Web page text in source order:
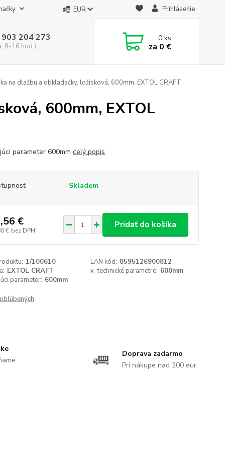
EUR Prihlásenie
204 273
8-16 hod.)
0ks
za 0 €
na dlažbu a obkladačky, ložisková, 600mm, EXTOL CRAFT
600mm, EXTOL
parameter 600mm celý popis
Skladem
€
€ bez DPH
Pridať do košíka
1/100610 EAN kód: 8595126900812
EXTOL CRAFT x_technické parametre: 600mm
parameter: 600mm
Doprava zadarmo
Pri nákupe nad 200 eur.